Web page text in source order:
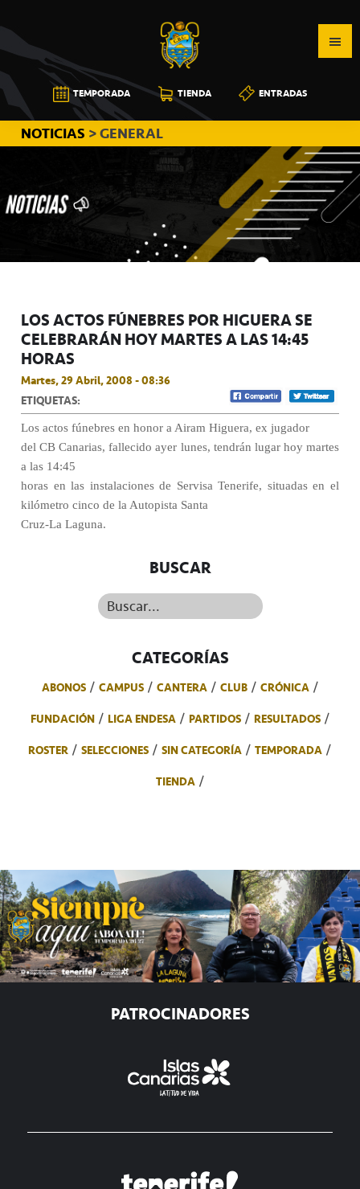
a
la
navegación
principal
al
contenido
principal
a
la
barra
lateral
principal
CB
CANARIAS
TEMPORADA TIENDA ENTRADAS
NOTICIAS > GENERAL
LOS ACTOS FÚNEBRES POR HIGUERA SE
CELEBRARÁN HOY MARTES A LAS 14:45
HORAS
Martes, 29 Abril, 2008 - 08:36
ETIQUETAS:
Los actos fúnebres en honor a Airam Higuera, ex jugador
del CB Canarias, fallecido ayer lunes, tendrán lugar hoy martes
a las 14:45
horas en las instalaciones de Servisa Tenerife, situadas en el
kilómetro cinco de la Autopista Santa
Cruz-La Laguna.
BUSCAR
Buscar...
CATEGORÍAS
ABONOS CAMPUS CANTERA CLUB
CRÓNICA
FUNDACIÓN
LIGA ENDESA PARTIDOS
RESULTADOS
ROSTER
SELECCIONES SIN CATEGORÍA
TEMPORADA
TIENDA
PATROCINADORES